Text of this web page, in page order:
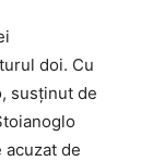
doi. Cu
susținut de
de